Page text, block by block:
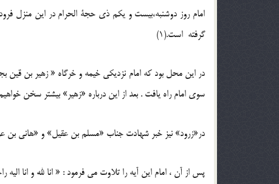
امام روز دوشنبه،بیست و یکم ذی حجة الحرام در این منزل
گرفته است.(1)
در این محل بود که امام نزدیکی خیمه و خرگاه « زهیر بن قین
سوی امام راه یافت . بعد از این درباره «زهیر» بیشتر سخن
در«زرود» نیز خبر شهادت جناب «مسلم بن عقیل» و «هانی بن
پس از آن ، امام این آیه را تلاوت می فرمود : « انا لله و انا